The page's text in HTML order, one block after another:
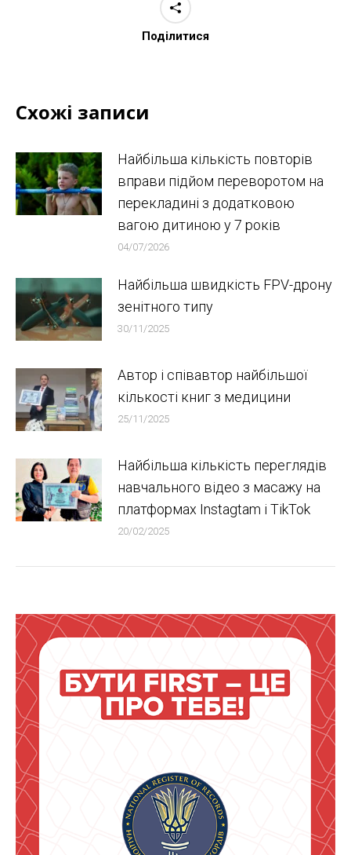
Поділитися
Схожі записи
Найбільша кількість повторів
вправи підйом переворотом на
перекладині з додатковою
вагою дитиною у 7 років
04/07/2026
Найбільша швидкість FPV-дрону
зенітного типу
30/11/2025
Автор і співавтор найбільшої
кількості книг з медицини
25/11/2025
Найбільша кількість переглядів
навчального відео з масажу на
платформах Instagtam i TikTok
20/02/2025